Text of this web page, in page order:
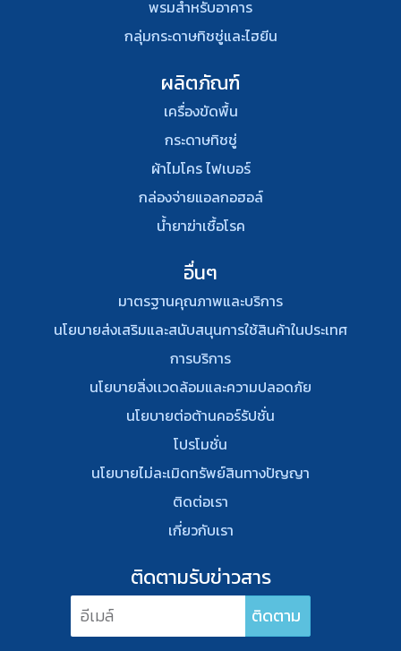
พรมสําหรับอาคาร
กลุ่มกระดาษทิชชู่และไฮยีน
ผลิตภัณฑ์
เครื่องขัดพื้น
กระดาษทิชชู่
ผ้าไมโคร ไฟเบอร์
กล่องจ่ายแอลกอฮอล์
น้ำยาฆ่าเชื้อโรค
อื่นๆ
มาตรฐานคุณภาพและบริการ
นโยบายส่งเสริมและสนับสนุนการใช้สินค้าในประเทศ
การบริการ
นโยบายสิ่งเเวดล้อมและความปลอดภัย
นโยบายต่อต้านคอร์รัปชั่น
โปรโมชั่น
นโยบายไม่ละเมิดทรัพย์สินทางปัญญา
ติดต่อเรา
เกี่ยวกับเรา
ติดตามรับข่าวสาร